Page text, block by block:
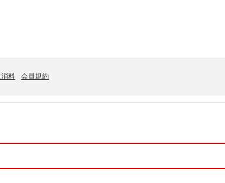
料 会員規約